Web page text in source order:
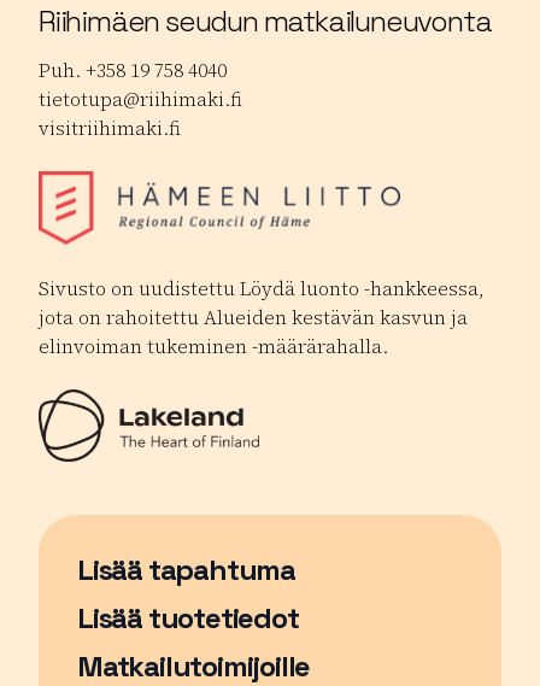
Riihimäen seudun matkailuneuvonta
Puh. +358 19 758 4040
tietotupa@riihimaki.fi
visitriihimaki.fi
Sivusto on uudistettu Löydä luonto -hankkeessa,
jota on rahoitettu Alueiden kestävän kasvun ja
elinvoiman tukeminen -määrärahalla.
Lisää tapahtuma
Sivu avautuu uudessa ikkunassa
Lisää tuotetiedot
Matkailutoimijoille